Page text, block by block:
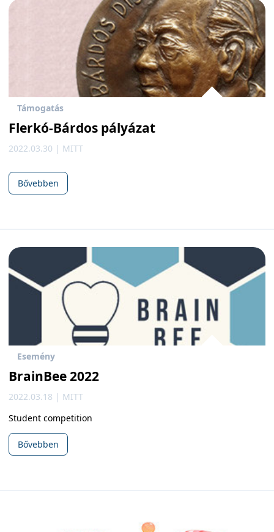
Támogatás
Flerkó-Bárdos pályázat
2022.03.30 | MITT
Bővebben
Esemény
BrainBee 2022
2022.03.18 | MITT
Student competition
Bővebben